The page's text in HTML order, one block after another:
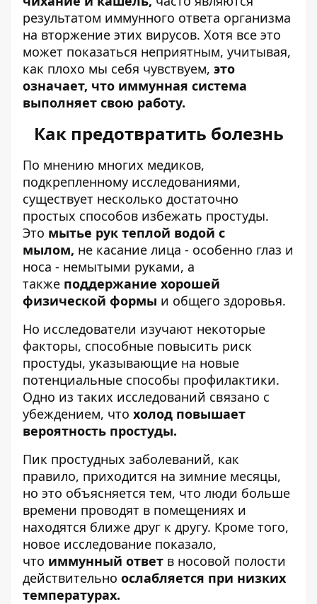
результатом иммунного ответа организма
на вторжение этих вирусов. Хотя все это
может показаться неприятным, учитывая,
как плохо мы себя чувствуем, это
означает, что иммунная система
выполняет свою работу.
Как предотвратить болезнь
По мнению многих медиков,
подкрепленному исследованиями,
существует несколько достаточно
простых способов избежать простуды.
Это мытье рук теплой водой с
мылом, не касание лица - особенно глаз и
носа - немытыми руками, а
также поддержание хорошей
физической формы и общего здоровья.
Но исследователи изучают некоторые
факторы, способные повысить риск
простуды, указывающие на новые
потенциальные способы профилактики.
Одно из таких исследований связано с
убеждением, что холод повышает
вероятность простуды.
Пик простудных заболеваний, как
правило, приходится на зимние месяцы,
но это объясняется тем, что люди больше
времени проводят в помещениях и
находятся ближе друг к другу. Кроме того,
новое исследование показало,
что иммунный ответ в носовой полости
действительно ослабляется при низких
температурах.